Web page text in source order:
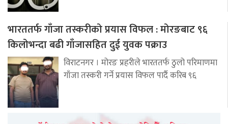
भारततर्फ गाँजा तस्करीको प्रयास विफल : मोरङबाट ९६
किलोभन्दा बढी गाँजासहित दुई युवक पक्राउ
विराटनगर । मोरङ प्रहरीले भारततर्फ ठुलो परिमाणमा
गाँजा तस्करी गर्ने प्रयास विफल पार्दै करिब ९६